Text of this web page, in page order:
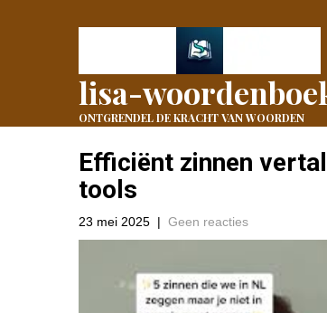
lisa-
ONTGRENDEL DE KRACHT VAN WOORDEN
Efficiënt zinnen
tools
23 mei 2025 | Geen reacties